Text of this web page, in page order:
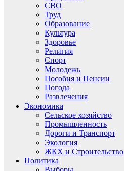
СВО
Труд
Образование
Культура
Здоровье
Религия
Спорт
Молодежь
Пособия и Пенсии
Погода
Развлечения
Экономика
Сельское хозяйство
Промышленность
Дороги и Транспорт
Экология
ЖКХ и Строительство
Политика